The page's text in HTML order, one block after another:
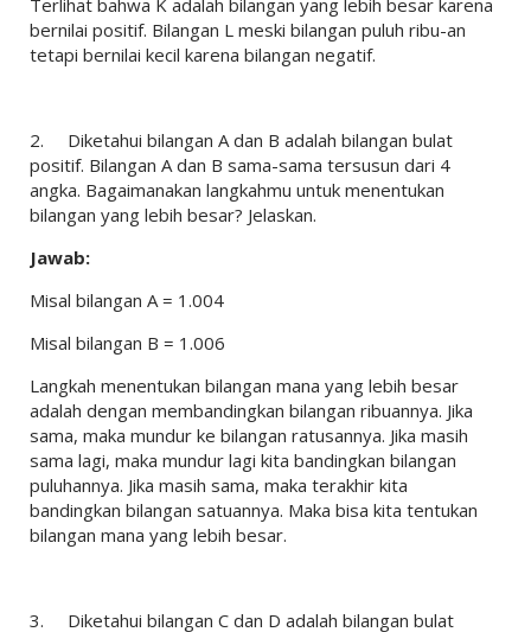
bernilai positif. Bilangan L meski bilangan puluh ribu-an
tetapi bernilai kecil karena bilangan negatif.
2.
Diketahui bilangan A dan B adalah bilangan bulat
positif. Bilangan A dan B sama-sama tersusun dari 4
angka. Bagaimanakan langkahmu untuk menentukan
bilangan yang lebih besar? Jelaskan.
Jawab:
Misal bilangan A = 1.004
Misal bilangan B = 1.006
Langkah menentukan bilangan mana yang lebih besar
adalah dengan membandingkan bilangan ribuannya. Jika
sama, maka mundur ke bilangan ratusannya. Jika masih
sama lagi, maka mundur lagi kita bandingkan bilangan
puluhannya. Jika masih sama, maka terakhir kita
bandingkan bilangan satuannya. Maka bisa kita tentukan
bilangan mana yang lebih besar.
3.
Diketahui bilangan C dan D adalah bilangan bulat